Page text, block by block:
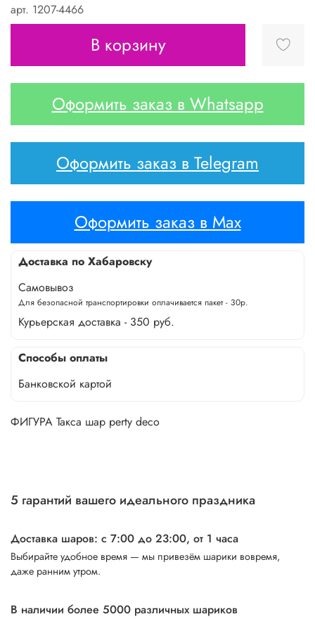
арт. 1207-4466
В корзину
Оформить заказ в Whatsapp
Оформить заказ в Telegram
Оформить заказ в Max
Доставка по Хабаровску
Самовывоз
Для безопасной транспортировки оплачивается пакет - 30р.
Курьерская доставка - 350 руб.
Способы оплаты
Банковской картой
ФИГУРА Такса шар perty deco
5 гарантий вашего идеального праздника
Доставка шаров: с 7:00 до 23:00, от 1 часа
Выбирайте удобное время — мы привезём шарики вовремя,
даже ранним утром.
В наличии более 5000 различных шариков